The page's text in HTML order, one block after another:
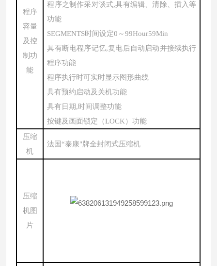
程序
容量
及控
制功
能
程序之制作采对谈式,具有编辑、清除、插入等
功能
SEGMENTS时间设定0～99Hour59Min
具有断电程序记忆,复电后自动启动并接续执行
程序功能
程序执行时可实时显示图形曲线
具有预约启动及关机功能
具有日期,时间调整功能
按键及画面锁定（LOCK）功能
压缩
机
法国“泰康"牌全封闭式压缩机
压缩
机图
片